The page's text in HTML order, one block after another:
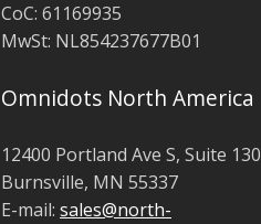
CoC: 61169935
MwSt: NL854237677B01
Omnidots North America
12400 Portland Ave S, Suite 130
Burnsville, MN 55337
E-mail: sales@north-